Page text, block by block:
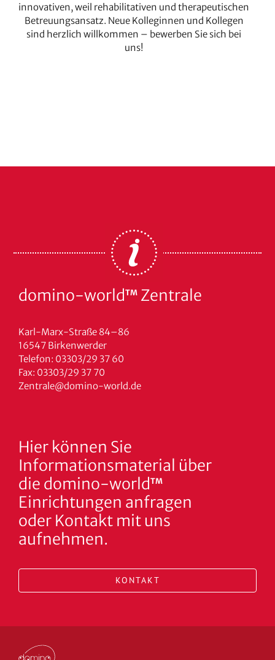
innovativen, weil rehabilitativen und therapeutischen
Betreuungsansatz. Neue Kolleginnen und Kollegen
sind herzlich willkommen – bewerben Sie sich bei
uns!
domino-world TMZentrale
Karl-Marx-Straße 84–86
16547 Birkenwerder
Telefon: 03303/29 37 60
Fax: 03303/29 37 70
Zentrale@domino-world.de
Hier können Sie
Informationsmaterial über
die domino-worldTM
Einrichtungen anfragen
oder Kontakt mit uns
aufnehmen.
KONTAKT